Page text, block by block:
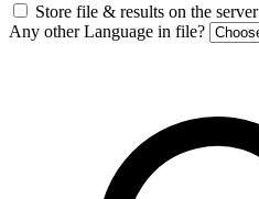
Store file & results on the server
Any other Language in file?